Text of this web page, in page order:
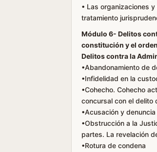
• Las organizaciones
tratamiento
Módulo 6- Delitos
constitución y el
Delitos contra la
•Abandonamiento de
•Infidelidad en la
•Cohecho. Cohecho
concursal con el delito
•Acusación y
•Obstrucción a la
partes. La revelación
•Rotura de condena